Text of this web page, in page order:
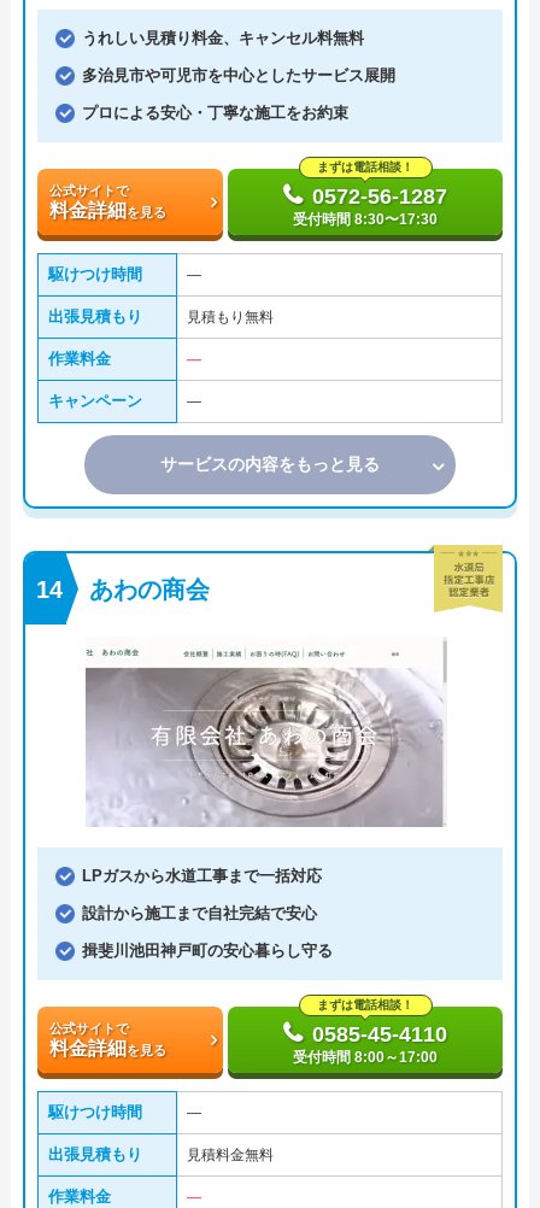
うれしい見積り料金、キャンセル料無料
多治見市や可児市を中心としたサービス展開
プロによる安心・丁寧な施工をお約束
公式サイトで
料金詳細を見る
まずは電話相談！
0572-56-1287
受付時間 8:30〜17:30
駆けつけ時間 ―
出張見積もり 見積もり無料
作業料金 ―
キャンペーン ―
サービスの内容をもっと見る
あわの商会
LPガスから水道工事まで一括対応
設計から施工まで自社完結で安心
揖斐川池田神戸町の安心暮らし守る
公式サイトで
料金詳細を見る
まずは電話相談！
0585-45-4110
受付時間 8:00～17:00
駆けつけ時間 ―
出張見積もり 見積料金無料
作業料金 ―